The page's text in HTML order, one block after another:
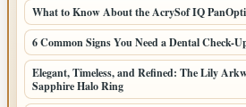
What to Know About the AcrySof IQ
6 Common Signs You Need a Dental Check-
Elegant, Timeless, and Refined: The Lily
Sapphire Halo Ring